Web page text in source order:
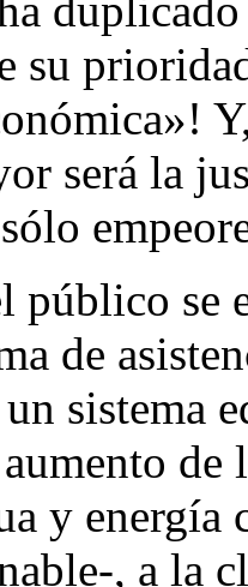
su
será la
público se
de
sistema
de
y energía
, a la